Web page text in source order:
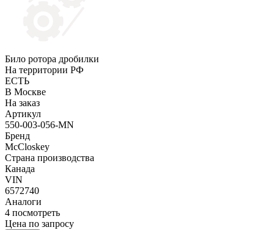
Било ротора дробилки
На территории РФ
ЕСТЬ
В Москве
На заказ
Артикул
550-003-056-MN
Бренд
McCloskey
Страна производства
Канада
VIN
6572740
Аналоги
4 посмотреть
Цена по запросу